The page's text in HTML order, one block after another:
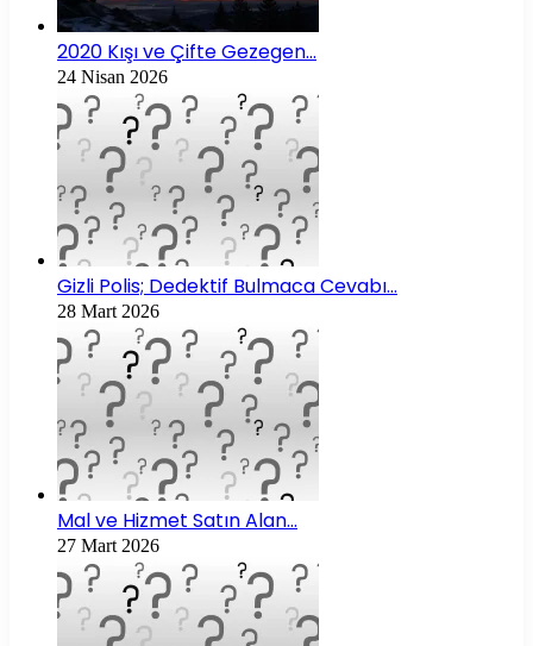
2020 Kışı ve Çifte Gezegen…
24 Nisan 2026
Gizli Polis; Dedektif Bulmaca Cevabı…
28 Mart 2026
Mal ve Hizmet Satın Alan…
27 Mart 2026